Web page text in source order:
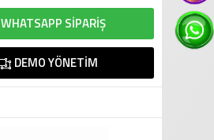
WHATSAPP SIPARIŞ
DEMO YÖNETIM